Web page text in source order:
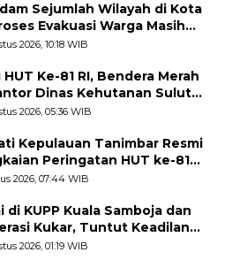
Sejumlah Wilayah di Kota
Evakuasi Warga Masih
2026, 10:18 WIB
Ke-81 RI, Bendera Merah
Dinas Kehutanan Sulut
2026, 05:36 WIB
Kepulauan Tanimbar Resmi
Peringatan HUT ke-81
RI, ASN Diajak Perkuat
2026, 07:44 WIB
di KUPP Kuala Samboja dan
Kukar, Tuntut Keadilan
Kerja yang Adil
2026, 01:19 WIB